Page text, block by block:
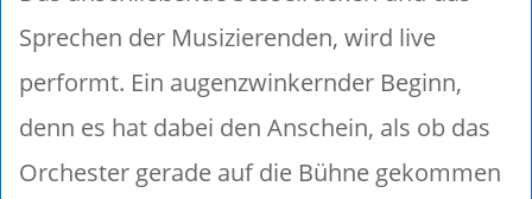
Sprechen der Musizierenden, wird live
performt. Ein augenzwinkernder Beginn,
denn es hat dabei den Anschein, als ob das
Orchester gerade auf die Bühne gekommen